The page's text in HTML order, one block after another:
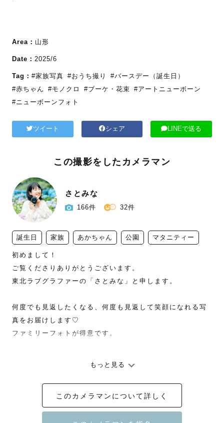
Area： 山形
Date： 2025/6
Tag： #家族写真 #おうち撮り
#バースデー（誕生日）
#赤ちゃん
#モノクロ #ブーケ・花束 #アートニューボーン
#ニューボーンフォト
ツイート シェア LINEで送る
この撮影をしたカメラマン
さとみな
166件 32件
誕生日 家族 あかちゃん 公園 マタニティー
初めまして！
ご覧くださりありがとうございます。
東北ラブグラファーの「さとみな」と申します。
何度でも見返したくなる、何度も見返して笑顔になれる写
真をお届けします♡
ファミリーフォトが得意です。
🌷アートニューボーン認定カメラマン
🌷ナチュラルニューボーン認定カメラマン
🌷お宮参り認定カメラマン
もっと見る
このカメラマンについて詳しく